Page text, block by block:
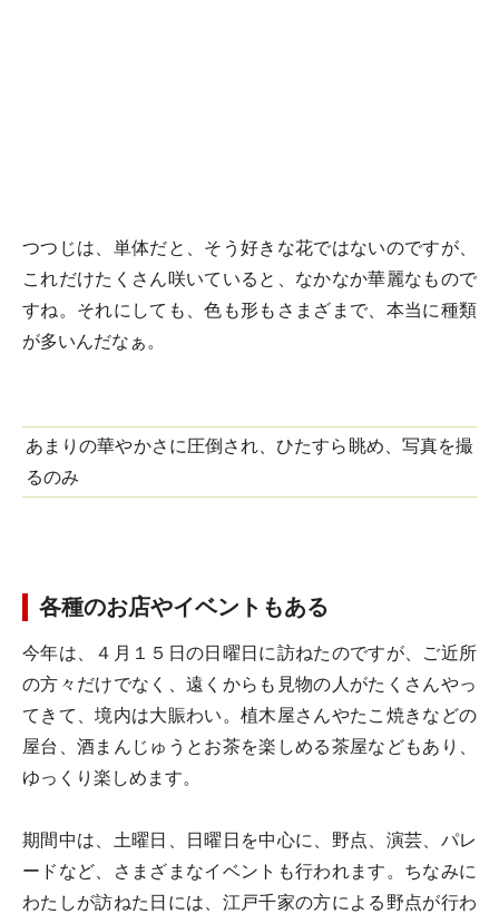
つつじは、単体だと、そう好きな花ではないのですが、
これだけたくさん咲いていると、なかなか華麗なもので
すね。それにしても、色も形もさまざまで、本当に種類
が多いんだなぁ。
あまりの華やかさに圧倒され、ひたすら眺め、写真を撮
るのみ
各種のお店やイベントもある
今年は、４月１５日の日曜日に訪ねたのですが、ご近所
の方々だけでなく、遠くからも見物の人がたくさんやっ
てきて、境内は大賑わい。植木屋さんやたこ焼きなどの
屋台、酒まんじゅうとお茶を楽しめる茶屋などもあり、
ゆっくり楽しめます。
期間中は、土曜日、日曜日を中心に、野点、演芸、パレ
ードなど、さまざまなイベントも行われます。ちなみに
わたしが訪ねた日には、江戸千家の方による野点が行わ